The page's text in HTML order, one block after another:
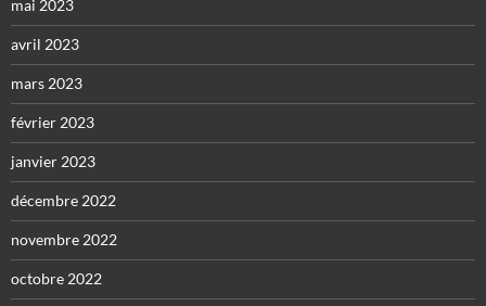
mai 2023
avril 2023
mars 2023
février 2023
janvier 2023
décembre 2022
novembre 2022
octobre 2022